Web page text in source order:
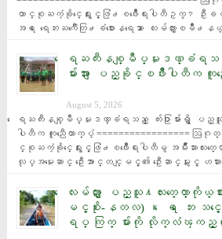
ထာင္စုႀကံ့ခိုင္ေရးႏွင့္ဖြံ႕ၿဖိဳးေရးပါတီဥကၠ႒ ဦး
အရ ေရေဘးႀကဳံေတြ႕ခံစားေနရေသာ ေလးမ်က္ႏွာၿမိဳ႕
ေရႀကီးနစ္ျမဳပ္မႈဒဏ္ခံရသည့္
မ်ားအား ျပည္ခိုင္ၿဖိဳးပါတီက ကူ
August 5, 2026
ေရႀကီးနစ္ျမဳပ္မႈဒဏ္ခံရသည့္ ေက်း႐ြာမ်ားရွိ ျပည္သူ
ပါတီက ကူညီေထာက္ပံ့ ================= ဩဂုတ္
င္စုႀကံ့ခိုင္ေရးႏွင့္ဖြံ႕ၿဖိဳးေရးပါတီမွ အမ်ိဳးသားလႊ
လုပ္အမႈေဆာင္ ဦးေအာင္တင္ျမင့္၏ ဦးေဆာင္မႈႏွင့္
ေလးမ်က္ႏွာ ျပည္သူ႔လႊတ္ေတာ္ကိုယ္စ
မင့္စိုး-နတလ) ၊ ေရ ေဘး သင့္
ရပ္ ကြက္ မ်ားကို လိုက္လံၾကည့္ရ